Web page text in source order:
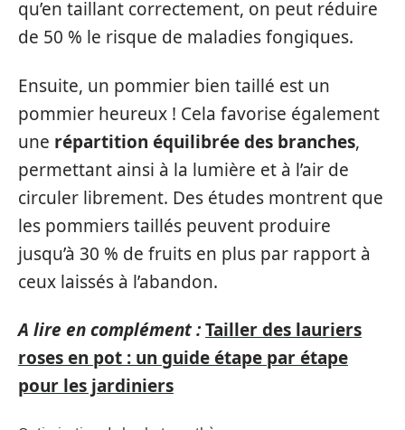
qu’en taillant correctement, on peut réduire
de 50 % le risque de maladies fongiques.
Ensuite, un pommier bien taillé est un
pommier heureux ! Cela favorise également
une répartition équilibrée des branches,
permettant ainsi à la lumière et à l’air de
circuler librement. Des études montrent que
les pommiers taillés peuvent produire
jusqu’à 30 % de fruits en plus par rapport à
ceux laissés à l’abandon.
A lire en complément :Tailler des lauriers
roses en pot : un guide étape par étape
pour les jardiniers